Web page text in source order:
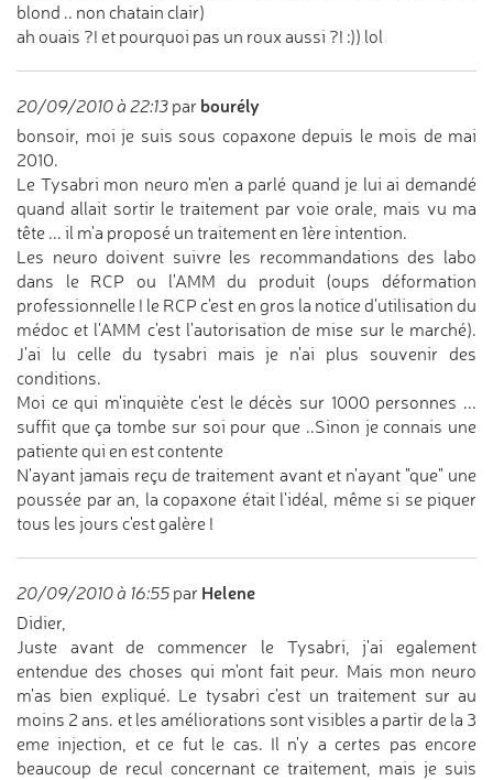
blond .. non chatain clair)
ah ouais ?! et pourquoi pas un roux aussi ?! :)) lol
20/09/2010 à 22:13 par bourély
bonsoir, moi je suis sous copaxone depuis le mois de mai
2010.
Le Tysabri mon neuro m'en a parlé quand je lui ai demandé
quand allait sortir le traitement par voie orale, mais vu ma
tête ... il m'a proposé un traitement en 1ère intention.
Les neuro doivent suivre les recommandations des labo
dans le RCP ou l'AMM du produit (oups déformation
professionnelle ! le RCP c'est en gros la notice d'utilisation du
médoc et l'AMM c'est l'autorisation de mise sur le marché).
J'ai lu celle du tysabri mais je n'ai plus souvenir des
conditions.
Moi ce qui m'inquiète c'est le décès sur 1000 personnes ...
suffit que ça tombe sur soi pour que ..Sinon je connais une
patiente qui en est contente
N'ayant jamais reçu de traitement avant et n'ayant "que" une
poussée par an, la copaxone était l'idéal, même si se piquer
tous les jours c'est galère !
20/09/2010 à 16:55 par Helene
Didier,
Juste avant de commencer le Tysabri, j'ai egalement
entendue des choses qui m'ont fait peur. Mais mon neuro
m'as bien expliqué. Le tysabri c'est un traitement sur au
moins 2 ans. et les améliorations sont visibles a partir de la 3
eme injection, et ce fut le cas. Il n'y a certes pas encore
beaucoup de recul concernant ce traitement, mais je suis